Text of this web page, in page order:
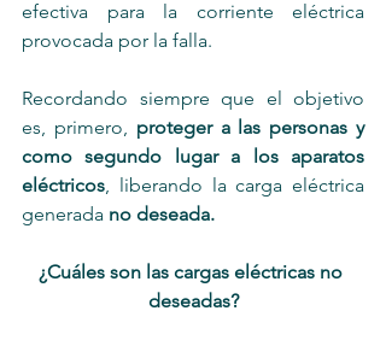
efectiva para la corriente eléctrica
provocada por la falla.
Recordando siempre que el objetivo
es, primero, proteger a las personas y
como segundo lugar a los aparatos
eléctricos, liberando la carga eléctrica
generada no deseada.
¿Cuáles son las cargas eléctricas no
deseadas?